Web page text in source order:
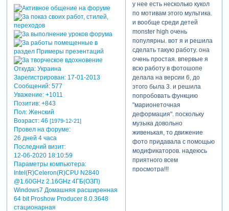
Откуда:Украина
Зарегистрирован: 17-01-2013
Сообщений:577
Уважение: +1011
Позитив: +843
Пол:Женский
Возраст:46 [1979-12-21]
Провел на форуме:
26 дней 4 часа
Последний визит:
12-06-2020 18:10:59
Параметры компьютера:
Intel(R)Celeron(R)CPU N2840
@1.60GHz 2.16GHz 4ГБ(ОЗП)
Windows7 Домашняя расширенная
64 bit Proshow Producer 8.0.3648
стационарная
у нее есть несколько кукол
по мотивам этого мультика.
и вообще среди детей
monster high очень
популярны. вот я и решила
сделать такую работу. она
очень простая. впервые я
всю работу в фотошопе
делала на версии 6, до
этого была 3. и решила
попробовать функцию
"марионеточная
деформация". поскольку
музыка довольно
живенькая, то движение
фото придавала с помощью
модификаторов. надеюсь
приятного всем
просмотра!!!